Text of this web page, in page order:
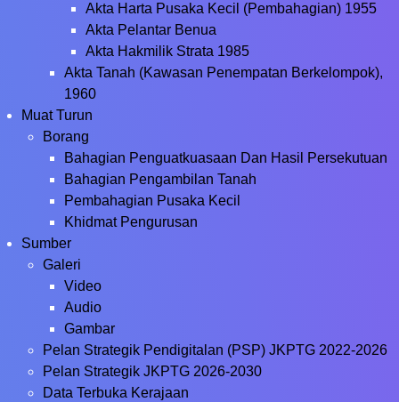
Akta Harta Pusaka Kecil (Pembahagian) 1955
Akta Pelantar Benua
Akta Hakmilik Strata 1985
Akta Tanah (Kawasan Penempatan Berkelompok),
1960
Muat Turun
Borang
Bahagian Penguatkuasaan Dan Hasil Persekutuan
Bahagian Pengambilan Tanah
Pembahagian Pusaka Kecil
Khidmat Pengurusan
Sumber
Galeri
Video
Audio
Gambar
Pelan Strategik Pendigitalan (PSP) JKPTG 2022-2026
Pelan Strategik JKPTG 2026-2030
Data Terbuka Kerajaan